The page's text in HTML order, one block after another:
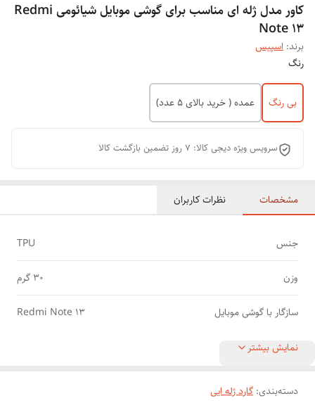
کاور مدل ژله ای مناسب برای گوشی موبایل شیائومی Redmi
Note 13
برند: اسپیس
رنگ
بی رنگ عمده ( خرید بالای 5 عدد)
سرویس ویژه دیجی کالا: 7 روز تضمین بازگشت کالا
مشخصات نظرات کاربران
جنس TPU
وزن 30 گرم
سازگار با گوشی موبایل Redmi Note 13
نمایش بیشتر
دسته‌بندی: گارد ژله ایی